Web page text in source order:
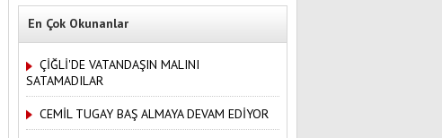
En Çok Okunanlar
ÇİĞLİ'DE VATANDAŞIN MALINI
SATAMADILAR
CEMİL TUGAY BAŞ ALMAYA DEVAM EDİYOR